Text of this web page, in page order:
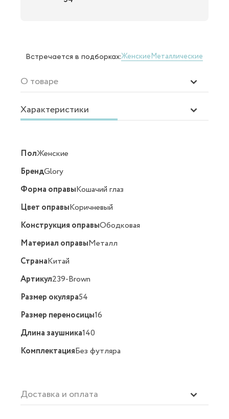
Встречается в подборках:ЖенскиеМеталлические
О товаре
Характеристики
ПолЖенские
БрендGlory
Форма оправыКошачий глаз
Цвет оправыКоричневый
Конструкция оправыОбодковая
Материал оправыМеталл
СтранаКитай
Артикул239-Brown
Размер окуляра54
Размер переносицы16
Длина заушника140
КомплектацияБез футляра
Доставка и оплата